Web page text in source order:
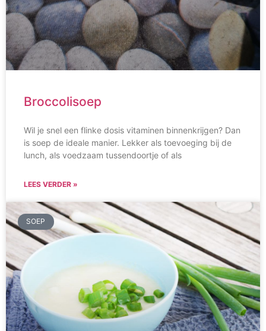
Broccolisoep
Wil je snel een flinke dosis vitaminen binnenkrijgen? Dan
is soep de ideale manier. Lekker als toevoeging bij de
lunch, als voedzaam tussendoortje of als
LEES VERDER »
SOEP